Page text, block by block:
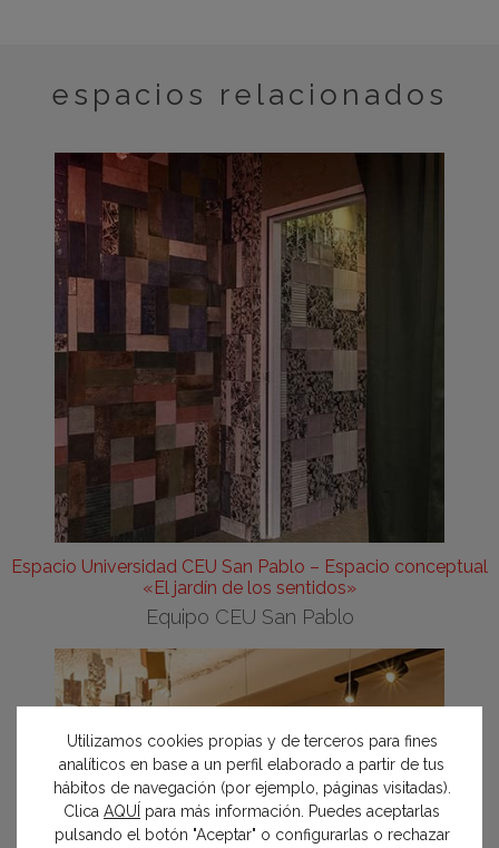
espacios relacionados
Espacio Universidad CEU San Pablo – Espacio conceptual
«El jardín de los sentidos»
Equipo CEU San Pablo
Utilizamos cookies propias y de terceros para fines
analíticos en base a un perfil elaborado a partir de tus
hábitos de navegación (por ejemplo, páginas visitadas).
Clica AQUÍ para más información. Puedes aceptarlas
pulsando el botón "Aceptar" o configurarlas o rechazar